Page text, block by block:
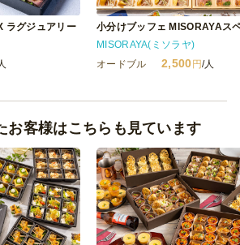
ラグジュアリー
MISORAYA(ミソラヤ)
オードブル
2,500円/人
お客様はこちらも見ています